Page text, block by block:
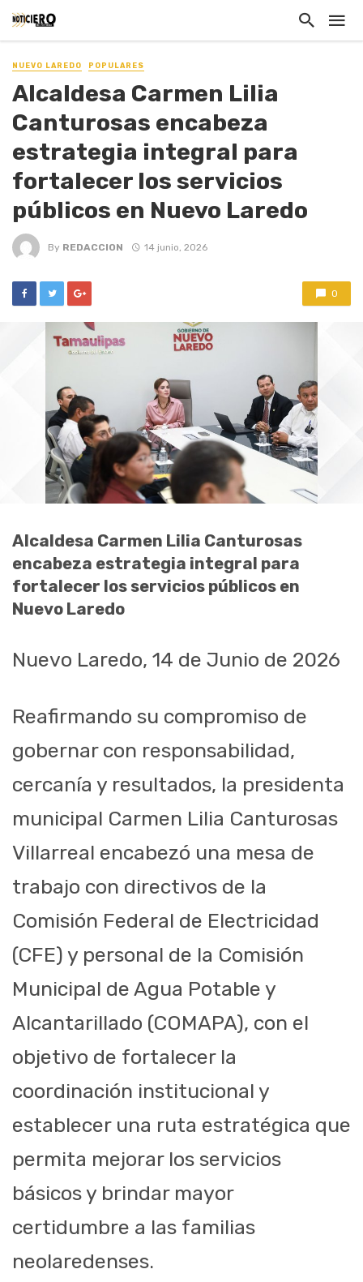
NUEVO LAREDO POPULARES
Alcaldesa Carmen Lilia
Canturosas encabeza
estrategia integral para
fortalecer los servicios
públicos en Nuevo Laredo
By REDACCION 14 junio, 2026
0
Alcaldesa Carmen Lilia Canturosas
encabeza estrategia integral para
fortalecer los servicios públicos en
Nuevo Laredo
Nuevo Laredo, 14 de Junio de 2026
Reafirmando su compromiso de
gobernar con responsabilidad,
cercanía y resultados, la presidenta
municipal Carmen Lilia Canturosas
Villarreal encabezó una mesa de
trabajo con directivos de la
Comisión Federal de Electricidad
(CFE) y personal de la Comisión
Municipal de Agua Potable y
Alcantarillado (COMAPA), con el
objetivo de fortalecer la
coordinación institucional y
establecer una ruta estratégica que
permita mejorar los servicios
básicos y brindar mayor
certidumbre a las familias
neolaredenses.